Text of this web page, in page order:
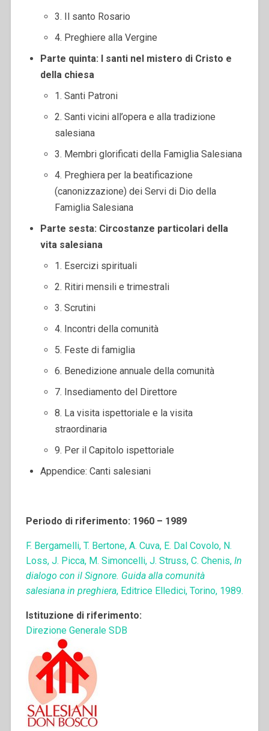
3. Il santo Rosario
4. Preghiere alla Vergine
Parte quinta: I santi nel mistero di Cristo e
della chiesa
1. Santi Patroni
2. Santi vicini all’opera e alla tradizione
salesiana
3. Membri glorificati della Famiglia Salesiana
4. Preghiera per la beatificazione
(canonizzazione) dei Servi di Dio della
Famiglia Salesiana
Parte sesta: Circostanze particolari della
vita salesiana
1. Esercizi spirituali
2. Ritiri mensili e trimestrali
3. Scrutini
4. Incontri della comunità
5. Feste di famiglia
6. Benedizione annuale della comunità
7. Insediamento del Direttore
8. La visita ispettoriale e la visita
straordinaria
9. Per il Capitolo ispettoriale
Appendice: Canti salesiani
Periodo di riferimento: 1960 – 1989
F. Bergamelli, T. Bertone, A. Cuva, E. Dal Covolo, N.
Loss, J. Picca, M. Simoncelli, J. Struss, C. Chenis, In
dialogo con il Signore. Guida alla comunità
salesiana in preghiera, Editrice Elledici, Torino, 1989.
Istituzione di riferimento:
Direzione Generale SDB